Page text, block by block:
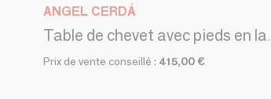
ANGEL CERDÁ
Table de
Prix de vente conseillé : 415,00 €